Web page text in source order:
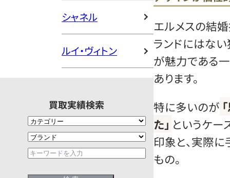
シャネル
ルイ・ヴィトン
買取実績検索
エルメスの結
ランドにはな
が魅力である
あります。
特に多いのが
た」 というケー
印象と、実際
もの。